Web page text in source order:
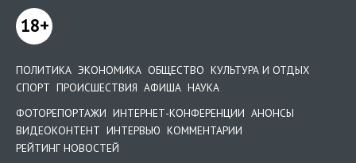
18+
ПОЛИТИКА ЭКОНОМИКА ОБЩЕСТВО КУЛЬТУРА И ОТДЫХ
СПОРТ ПРОИСШЕСТВИЯ АФИША НАУКА
ФОТОРЕПОРТАЖИ ИНТЕРНЕТ-КОНФЕРЕНЦИИ АНОНСЫ
ВИДЕОКОНТЕНТ ИНТЕРВЬЮ КОММЕНТАРИИ
РЕЙТИНГ НОВОСТЕЙ